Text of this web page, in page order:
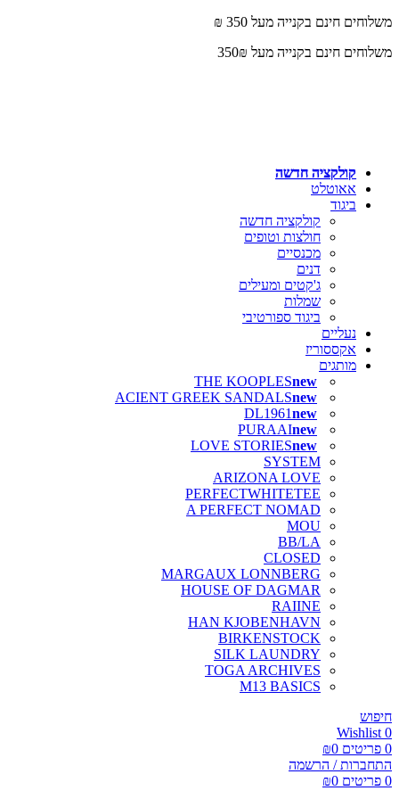
קולקציה חדשה
אאוטלט
ביגוד
קולקציה חדשה
חולצות וטופים
מכנסיים
דנים
ג'קטים ומעילים
שמלות
ביגוד ספורטיבי
נעליים
אקססוריז
מותגים
THE KOOPLES
ACIENT GREEK SANDALS
DL1961
PURAAI
LOVE STORIES
SYSTEM
ARIZONA LOVE
PERFECTWHITETEE
A PERFECT NOMAD
MOU
BB/LA
CLOSED
MARGAUX LONNBERG
HOUSE OF DAGMAR
RAIINE
HAN KJOBENHAVN
BIRKENSTOCK
SILK LAUNDRY
TOGA ARCHIVES
M13 BASICS
חיפוש
0
Wishlist
0 פריטים ₪0
התחברות / הרשמה
0 פריטים ₪0
משלוחים חינם בקנייה מעל 350 ₪
משלוחים חינם בקנייה מעל 350₪